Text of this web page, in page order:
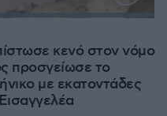
:
κενό στον νόμο
προσγείωσε το
με εκατοντάδες